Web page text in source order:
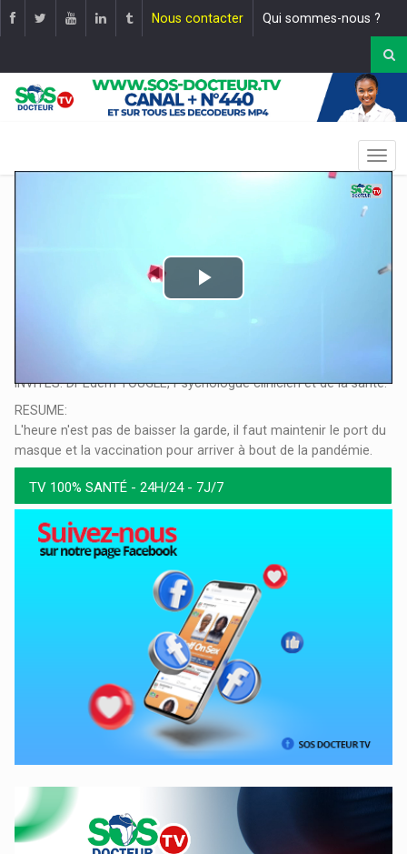
Nous contacter Qui sommes-nous ?
Play
INVITES: Dr Edem TOUGLE, Psychologue clinicien et de la santé.
RESUME:
L'heure n'est pas de baisser la garde, il faut maintenir le port du
masque et la vaccination pour arriver à bout de la pandémie.
TV 100% SANTÉ - 24H/24 - 7J/7